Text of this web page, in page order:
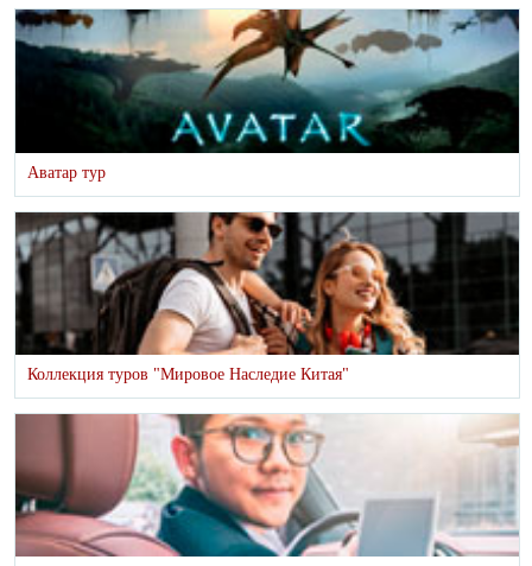
Аватар тур
Коллекция туров "Мировое Наследие Китая"